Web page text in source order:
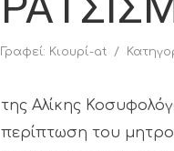
Γραφεί: Κιουρί-at
της Αλίκης
περίπτωση του